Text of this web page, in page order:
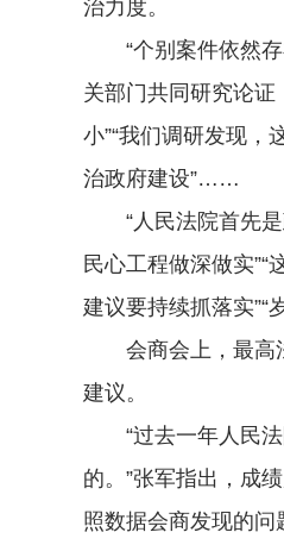
治力度。
“个别案件依然存
关部门共同研究论证
小”“我们调研发现，
治政府建设”……
“人民法院首先是
民心工程做深做实
建议要持续抓落实”“
会商会上，最高法
建议。
“过去一年人民法
的。”张军指出，成
照数据会商发现的